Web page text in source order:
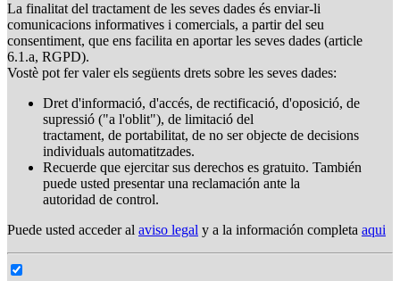
La finalitat del tractament de les seves dades és enviar-li
comunicacions informatives i comercials, a partir del seu
consentiment, que ens facilita en aportar les seves dades (article
6.1.a, RGPD).
Vostè pot fer valer els següents drets sobre les seves dades:
Dret d'informació, d'accés, de rectificació, d'oposició, de
supressió ("a l'oblit"), de limitació del
tractament, de portabilitat, de no ser objecte de decisions
individuals automatitzades.
Recuerde que ejercitar sus derechos es gratuito. También
puede usted presentar una reclamación ante la
autoridad de control.
Puede usted acceder al aviso legal y a la información completa aqui